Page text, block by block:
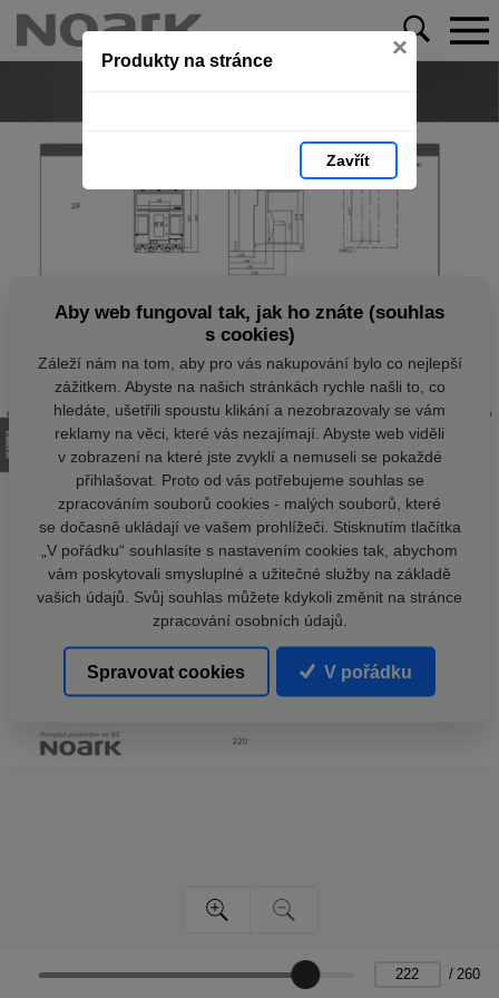
Produkty na stránce ×
Zavřít
/ 260
Aby web fungoval tak, jak ho znáte (souhlas
s cookies)
Záleží nám na tom, aby pro vás nakupování bylo co nejlepší
zážitkem. Abyste na našich stránkách rychle našli to, co
hledáte, ušetřili spoustu klikání a nezobrazovaly se vám
reklamy na věci, které vás nezajímají. Abyste web viděli
v zobrazení na které jste zvyklí a nemuseli se pokaždé
přihlašovat. Proto od vás potřebujeme souhlas se
zpracováním souborů cookies - malých souborů, které
se dočasně ukládají ve vašem prohlížeči. Stisknutím tlačítka
„V pořádku“ souhlasíte s nastavením cookies tak, abychom
vám poskytovali smysluplné a užitečné služby na základě
vašich údajů. Svůj souhlas můžete kdykoli změnit na stránce
zpracování osobních údajů.
Spravovat cookies V pořádku